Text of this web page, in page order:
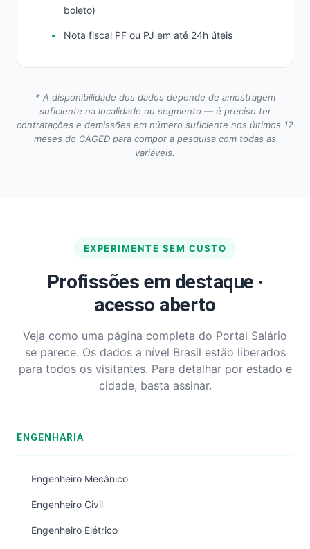
boleto)
Nota fiscal PF ou PJ em até 24h úteis
* A disponibilidade dos dados depende de amostragem
suficiente na localidade ou segmento — é preciso ter
contratações e demissões em número suficiente nos últimos 12
meses do CAGED para compor a pesquisa com todas as
variáveis.
EXPERIMENTE SEM CUSTO
Profissões em destaque ·
acesso aberto
Veja como uma página completa do Portal Salário
se parece. Os dados a nível Brasil estão liberados
para todos os visitantes. Para detalhar por estado e
cidade, basta assinar.
ENGENHARIA
Engenheiro Mecânico
Engenheiro Civil
Engenheiro Elétrico